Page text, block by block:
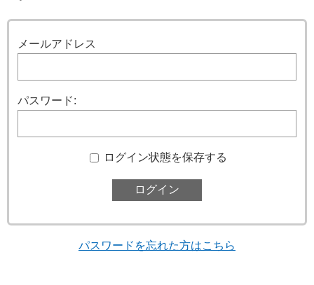
メールアドレス
パスワード:
ログイン状態を保存する
パスワードを忘れた方はこちら